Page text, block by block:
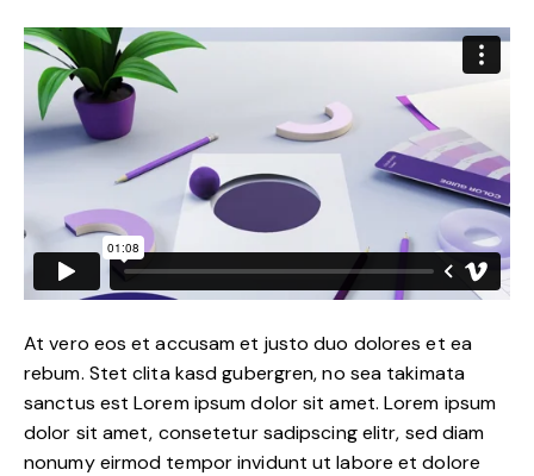
At vero eos et accusam et justo duo dolores et ea
rebum. Stet clita kasd gubergren, no sea takimata
sanctus est Lorem ipsum dolor sit amet. Lorem ipsum
dolor sit amet, consetetur sadipscing elitr, sed diam
nonumy eirmod tempor invidunt ut labore et dolore